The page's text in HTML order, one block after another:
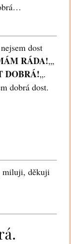
dost
RÁDA!„,
DOBRÁ!„.
dobrá dost.
miluji, děkuji